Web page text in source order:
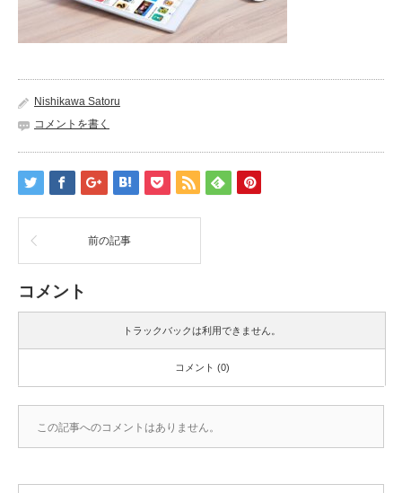
Nishikawa Satoru
コメントを書く
前の記事
コメント
トラックバックは利用できません。
コメント (0)
この記事へのコメントはありません。